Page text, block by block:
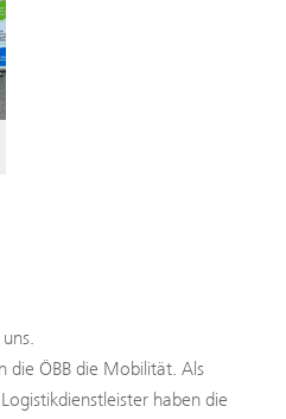
die ÖBB die Mobilität. Als
haben die